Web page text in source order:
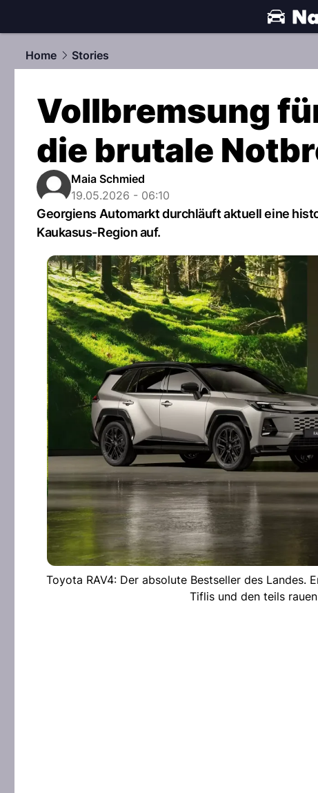
automobile.
Home
Stories
Vollbremsung
die brutale
Maia Schmied
19.05.2026 - 06:10
Georgiens Automarkt durchläuft aktuell eine
Kaukasus-Region auf.
Toyota RAV4: Der absolute Bestseller des
Tiflis und den teils